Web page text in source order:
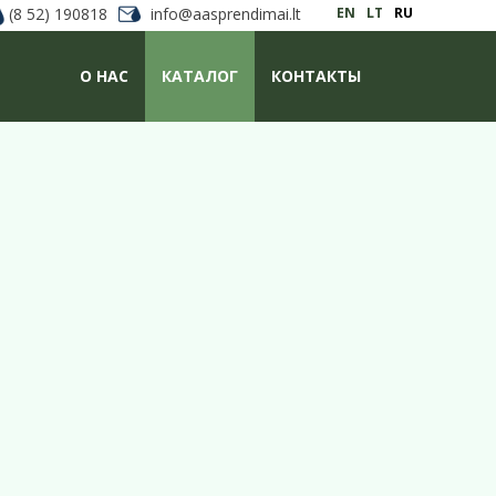
EN LT RU
О НАС КАТАЛОГ КОНТАКТЫ
(8 52) 190818 info@aasprendimai.lt